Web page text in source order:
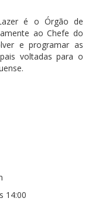
é o Órgão de
ao Chefe do
e programar as
voltadas para o
14:00